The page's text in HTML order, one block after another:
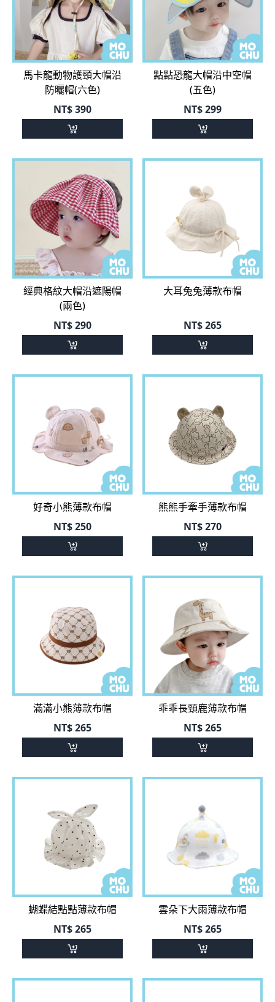
馬卡龍動物護頸大帽沿
防曬帽(六色)
NT$390
點點恐龍大帽沿中空帽
(五色)
NT$299
經典格紋大帽沿遮陽帽
(兩色)
NT$290
大耳兔兔薄款布帽
NT$265
好奇小熊薄款布帽
NT$250
熊熊手牽手薄款布帽
NT$270
滿滿小熊薄款布帽
NT$265
乖乖長頸鹿薄款布帽
NT$265
蝴蝶結點點薄款布帽
NT$265
雲朵下大雨薄款布帽
NT$265